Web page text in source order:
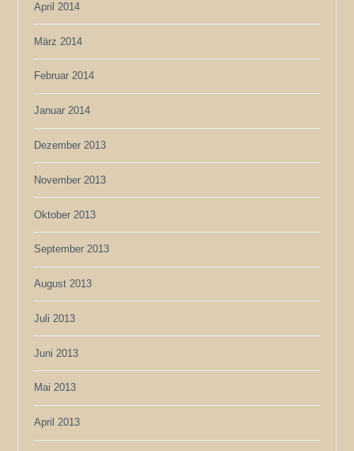
April 2014
März 2014
Februar 2014
Januar 2014
Dezember 2013
November 2013
Oktober 2013
September 2013
August 2013
Juli 2013
Juni 2013
Mai 2013
April 2013